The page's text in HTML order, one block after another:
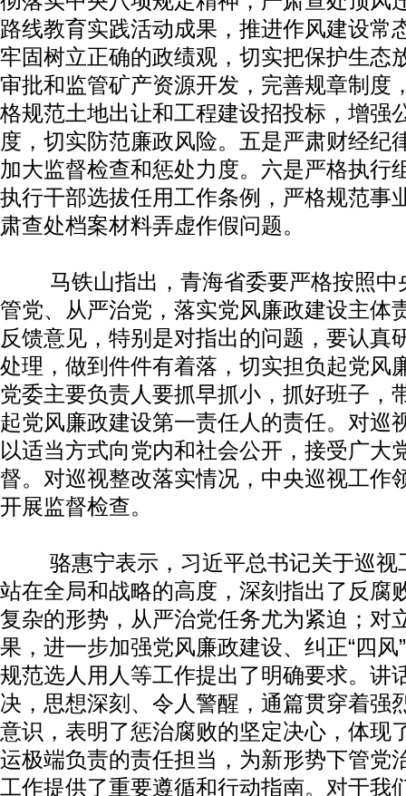
路线教育实践活动成果，推进作风建设常
牢固树立正确的政绩观，切实把保护生态
审批和监管矿产资源开发，完善规章制度
格规范土地出让和工程建设招投标，增强
度，切实防范廉政风险。五是严肃财经纪
加大监督检查和惩处力度。六是严格执行
执行干部选拔任用工作条例，严格规范事
肃查处档案材料弄虚作假问题。
马铁山指出，青海省委要严格按照中
管党、从严治党，落实党风廉政建设主体
反馈意见，特别是对指出的问题，要认真
处理，做到件件有着落，切实担负起党风
党委主要负责人要抓早抓小，抓好班子，
起党风廉政建设第一责任人的责任。对巡
以适当方式向党内和社会公开，接受广大
督。对巡视整改落实情况，中央巡视工作
开展监督检查。
骆惠宁表示，习近平总书记关于巡视
站在全局和战略的高度，深刻指出了反腐
复杂的形势，从严治党任务尤为紧迫；对
果，进一步加强党风廉政建设、纠正“四风
规范选人用人等工作提出了明确要求。讲
决，思想深刻、令人警醒，通篇贯穿着强
意识，表明了惩治腐败的坚定决心，体现
运极端负责的责任担当，为新形势下管党
工作提供了重要遵循和行动指南。对于我